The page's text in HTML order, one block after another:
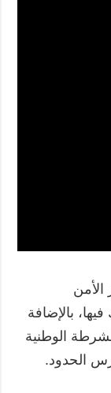
الأمن
بالإضافة
الوطنية
الحدود.